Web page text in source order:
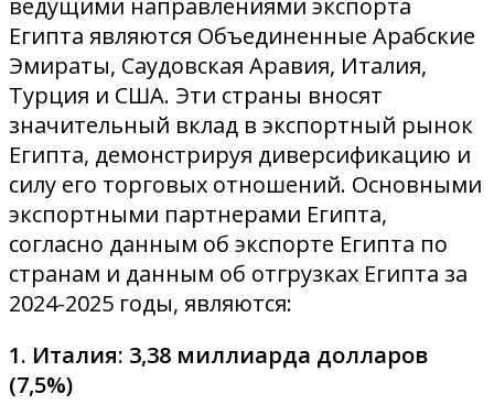
ведущими направлениями экспорта
Египта являются Объединенные Арабские
Эмираты, Саудовская Аравия, Италия,
Турция и США. Эти страны вносят
значительный вклад в экспортный рынок
Египта, демонстрируя диверсификацию и
силу его торговых отношений. Основными
экспортными партнерами Египта,
согласно данным об экспорте Египта по
странам и данным об отгрузках Египта за
2024-2025 годы, являются:
1. Италия: 3,38 миллиарда долларов
(7,5%)